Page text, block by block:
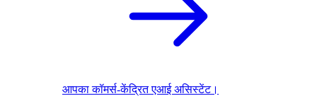
आपका कॉमर्स-केंद्रित एआई असिस्टेंट।